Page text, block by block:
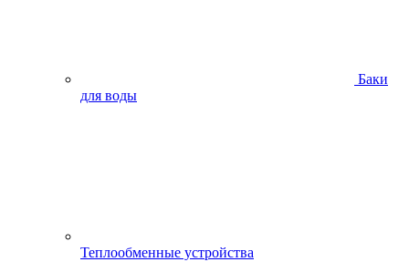
Баки
для воды
Теплообменные устройства